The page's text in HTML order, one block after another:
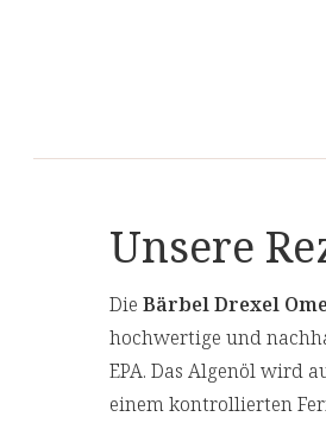
Unsere
Die Bärbel Drexel
hochwertige und
EPA. Das Algenöl wird
einem kontrollierten